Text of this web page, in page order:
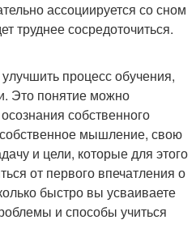
ассоциируется со сном
труднее сосредоточиться.
процесс обучения,
Это понятие можно
собственного
мышление, свою
и цели, которые для этого
от первого впечатления о
быстро вы усваиваете
и способы учиться